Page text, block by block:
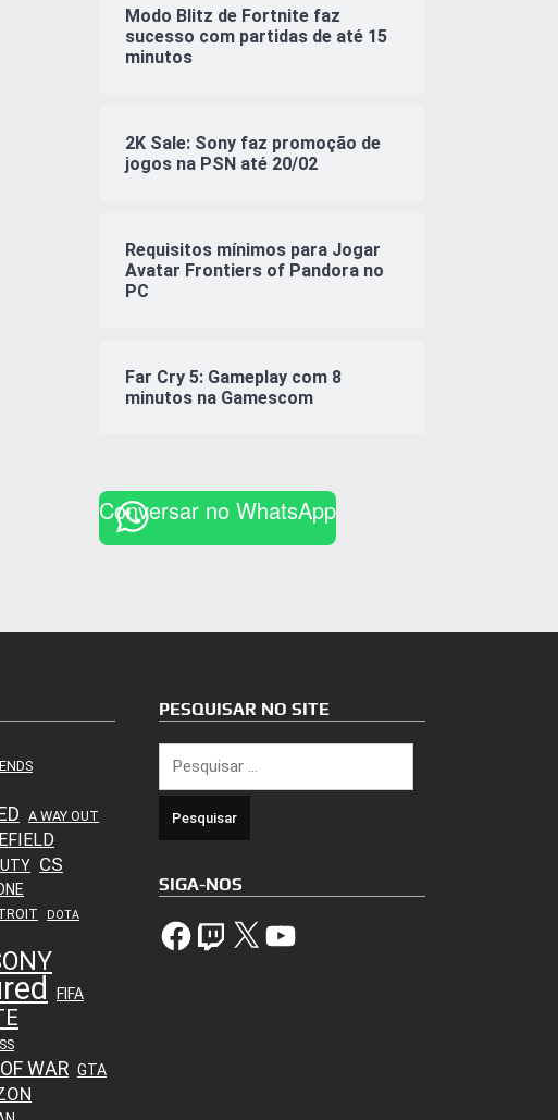
Modo Blitz de Fortnite faz
sucesso com partidas de até 15
minutos
2K Sale: Sony faz promoção de
jogos na PSN até 20/02
Requisitos mínimos para Jogar
Avatar Frontiers of Pandora no
PC
Far Cry 5: Gameplay com 8
minutos na Gamescom
Conversar no WhatsApp
A WAY OUT
CS
DOTA
FIFA
WAR GTA
PESQUISAR NO SITE
por:
SIGA-NOS
FacebookTwitch X YouTube